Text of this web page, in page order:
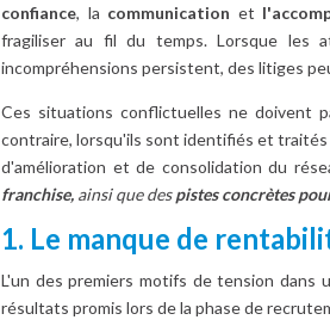
confiance, la communication et
fragiliser au fil du temps. Lorsque les
incompréhensions persistent, des litiges
Ces situations conflictuelles ne doivent
contraire, lorsqu'ils sont identifiés et
d'amélioration et de consolidation du
franchise, ainsi que despistes concrètes
1. Le manque de
L'un des premiers motifs de tension dans
résultats promis lors de la phase de